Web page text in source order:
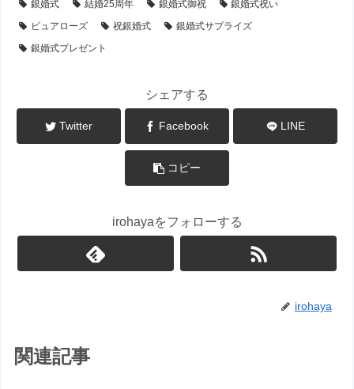
銀婚式 結婚25周年 銀婚式御祝
銀婚式祝い
ピュアローズ
祝銀婚式
銀婚式サプライズ
銀婚式プレゼント
シェアする
Twitter Facebook LINE
コピー
irohayaをフォローする
irohaya
関連記事